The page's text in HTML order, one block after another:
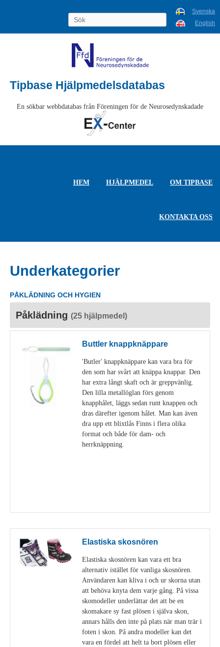
Svenska
English
Tipbase Hjälpmedelsdatabas
En sökbar webbdatabas från Föreningen för de Neurosedynskadade
HEM HJÄLPMEDEL OM TIPBASE
KONTAKTA OSS
Underkategorier
PÅKLÄDNING OCH HYGIEN
Påklädning (25 hjälpmedel)
Buttler knappknäppare
'Butler' knappknäppare kan vara bra för
den som har svårt att knäppa knappar. Den
har extra långt skaft och är greppvänlig.
Den lilla metallöglan förs genom
knapphålet, läggs sedan runt knappen och
dras därefter igenom hålet. Man kan även
dra upp ett blixtlås Finns i flera olika
format och både för dam- och
herrknäppning.
Elastiska skosnören
Elastiska skosnören kan vara ett bra
alternativ istället för vanliga skosnören.
Användaren kan kliva i och ur skorna utan
att behöva knyta dem varje gång. På vissa
skomodeller underlättar det att be en
skomakare sy fast plösen i själva skon,
annars hålls den inte på plats när man trär i
foten i skon. På andra modeller kan det
vara en fördel att helt ta bort plösen eller